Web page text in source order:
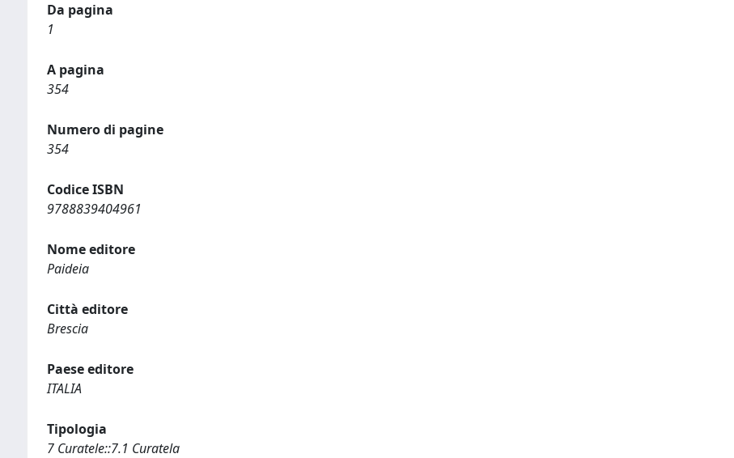
Da pagina
1
A pagina
354
Numero di pagine
354
Codice ISBN
9788839404961
Nome editore
Paideia
Città editore
Brescia
Paese editore
ITALIA
Tipologia
7 Curatele::7.1 Curatela